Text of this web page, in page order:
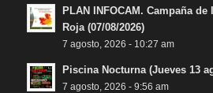
PLAN INFOCAM. Campaña
Roja (07/08/2026)
7 agosto, 2026 - 10:27 am
Piscina Nocturna (Jueves 13
7 agosto, 2026 - 9:56 am